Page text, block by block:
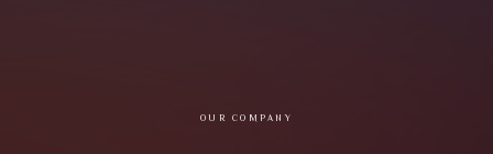
OUR COMPANY